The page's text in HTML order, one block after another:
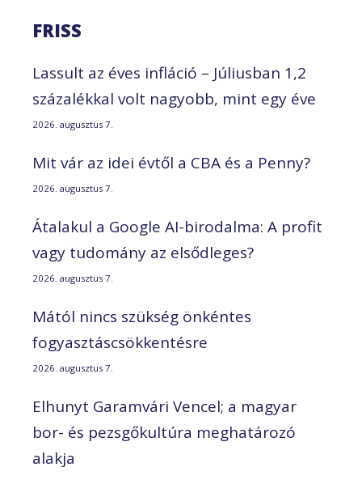
FRISS
Lassult az éves infláció – Júliusban 1,2
százalékkal volt nagyobb, mint egy éve
2026. augusztus 7.
Mit vár az idei évtől a CBA és a Penny?
2026. augusztus 7.
Átalakul a Google AI-birodalma: A profit
vagy tudomány az elsődleges?
2026. augusztus 7.
Mától nincs szükség önkéntes
fogyasztáscsökkentésre
2026. augusztus 7.
Elhunyt Garamvári Vencel; a magyar
bor- és pezsgőkultúra meghatározó
alakja